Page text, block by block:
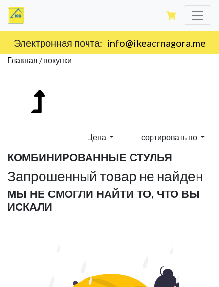
Электронная почта: info@ikeacrnagora.me
Главная / покупки
Цена сортировать по
КОМБИНИРОВАННЫЕ СТУЛЬЯ
Запрошенный товар не найден
МЫ НЕ СМОГЛИ НАЙТИ ТО, ЧТО ВЫ
ИСКАЛИ